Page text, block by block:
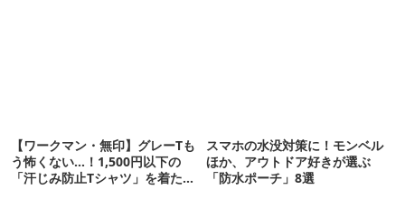
【ワークマン・無印】グレーTも
う怖くない…！1,500円以下の
「汗じみ防止Tシャツ」を着たら
スマホの水没対策に！モンベル
ほか、アウトドア好きが選ぶ
「防水ポーチ」8選